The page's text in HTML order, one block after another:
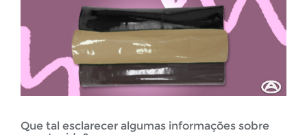
Que tal esclarecer algumas informações sobre